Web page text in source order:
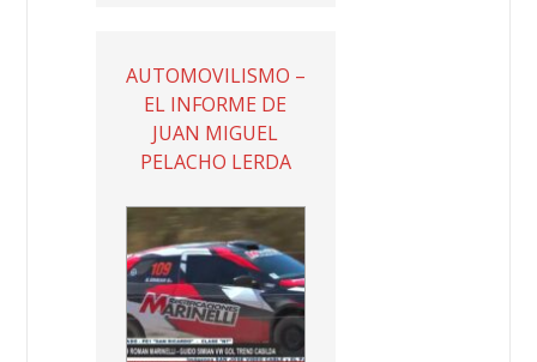
AUTOMOVILISMO –
EL INFORME DE
JUAN MIGUEL
PELACHO LERDA